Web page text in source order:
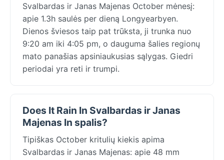
Svalbardas ir Janas Majenas October mėnesį:
apie 1.3h saulės per dieną Longyearbyen.
Dienos šviesos taip pat trūksta, ji trunka nuo
9:20 am iki 4:05 pm, o dauguma šalies regionų
mato panašias apsiniaukusias sąlygas. Giedri
periodai yra reti ir trumpi.
Does It Rain In Svalbardas ir Janas
Majenas In spalis?
Tipiškas October kritulių kiekis apima
Svalbardas ir Janas Majenas: apie 48 mm